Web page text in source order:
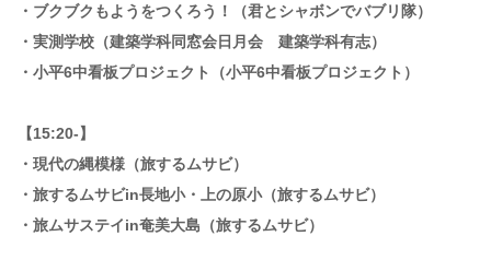
・ブクブクもようをつくろう！（君とシャボンでバブリ隊）
・実測学校（建築学科同窓会日月会 建築学科有志）
・小平6中看板プロジェクト（小平6中看板プロジェクト）
【15:20-】
・現代の縄模様（旅するムサビ）
・旅するムサビin長地小・上の原小（旅するムサビ）
・旅ムサステイin奄美大島（旅するムサビ）